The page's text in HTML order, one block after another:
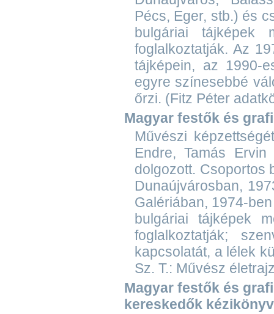
Pécs, Eger, stb.) és
bulgáriai tájképek
foglalkoztatják. Az
tájképein, az 1990-
egyre színesebbé
őrzi. (Fitz Péter
Magyar festők és
Művészi
Endre, Tamás
dolgozott. Csoportos
Dunaújvárosban,
Galériában, 1974-
bulgáriai tájképek
foglalkoztatják;
kapcsolatát, a lélek
Sz. T.: Művész
Magyar festők és
kereskedők